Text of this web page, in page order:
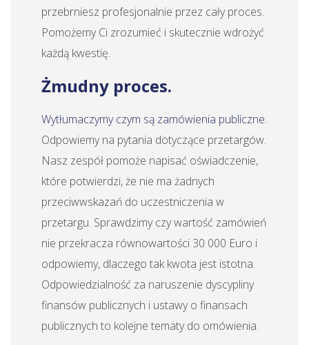
przebrniesz profesjonalnie przez cały proces.
Pomożemy Ci zrozumieć i skutecznie wdrożyć
każdą kwestię.
Żmudny proces.
Wytłumaczymy czym są zamówienia publiczne.
Odpowiemy na pytania dotyczące przetargów.
Nasz zespół pomoże napisać oświadczenie,
które potwierdzi, że nie ma żadnych
przeciwwskazań do uczestniczenia w
przetargu. Sprawdzimy czy wartość zamówień
nie przekracza równowartości 30 000 Euro i
odpowiemy, dlaczego tak kwota jest istotna.
Odpowiedzialność za naruszenie dyscypliny
finansów publicznych i ustawy o finansach
publicznych to kolejne tematy do omówienia.